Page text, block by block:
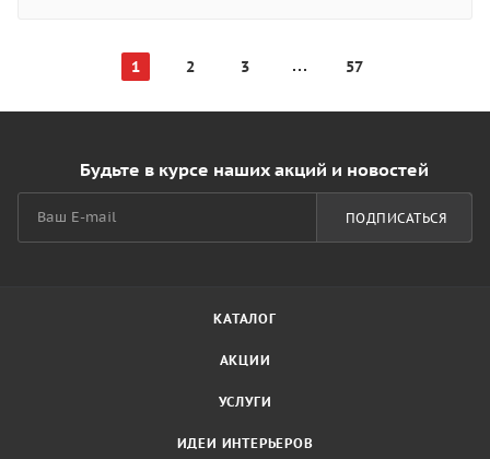
1 2 3 57
Будьте в курсе наших акций и новостей
ПОДПИСАТЬСЯ
КАТАЛОГ
АКЦИИ
УСЛУГИ
ИДЕИ ИНТЕРЬЕРОВ